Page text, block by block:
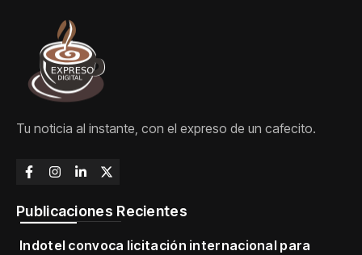
Tu noticia al instante, con el expreso de un cafecito.
Publicaciones Recientes
Indotel convoca licitación internacional para